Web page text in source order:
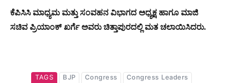
ಕೆಪಿಸಿಸಿ ಮಾಧ್ಯಮ ಮತ್ತು ಸಂವಹನ ವಿಭಾಗದ ಅಧ್ಯಕ್ಷ ಹಾಗೂ ಮಾಜಿ
ಸಚಿವ ಪ್ರಿಯಾಂಕ್ ಖರ್ಗೆ ಅವರು ಚಿತ್ತಾಪುರದಲ್ಲಿ ಮತ ಚಲಾಯಿಸಿದರು.
TAGS BJP Congress
Congress Leaders